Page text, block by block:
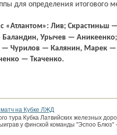
для определения итогового
Урычев —
— Чурилов — Калянин, Марек
— Ткаченко.
на Кубке ЛЖД
тура Кубка Латвийских железных
у финской команды "Эспоо Блюз"